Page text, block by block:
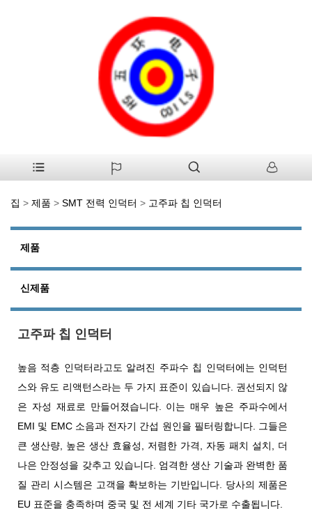
집 > 제품 > SMT 전력 인덕터 > 고주파 칩 인덕터
제품
신제품
고주파 칩 인덕터
높음 적층 인덕터라고도 알려진 주파수 칩 인덕터에는 인덕턴
스와 유도 리액턴스라는 두 가지 표준이 있습니다. 권선되지 않
은 자성 재료로 만들어졌습니다. 이는 매우 높은 주파수에서
EMI 및 EMC 소음과 전자기 간섭 원인을 필터링합니다. 그들은
큰 생산량, 높은 생산 효율성, 저렴한 가격, 자동 패치 설치, 더
나은 안정성을 갖추고 있습니다. 엄격한 생산 기술과 완벽한 품
질 관리 시스템은 고객을 확보하는 기반입니다. 당사의 제품은
EU 표준을 충족하며 중국 및 전 세계 기타 국가로 수출됩니다.